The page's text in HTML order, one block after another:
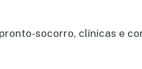
pronto-socorro, clínicas e